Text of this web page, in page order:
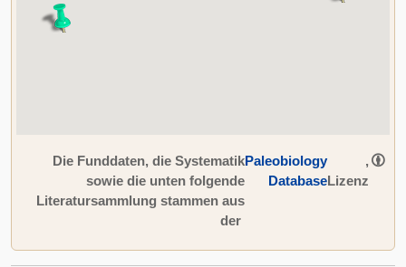
Die Funddaten, die Systematik
sowie die unten folgende
Literatursammlung stammen aus
der
Paleobiology
Database
,
Lizenz